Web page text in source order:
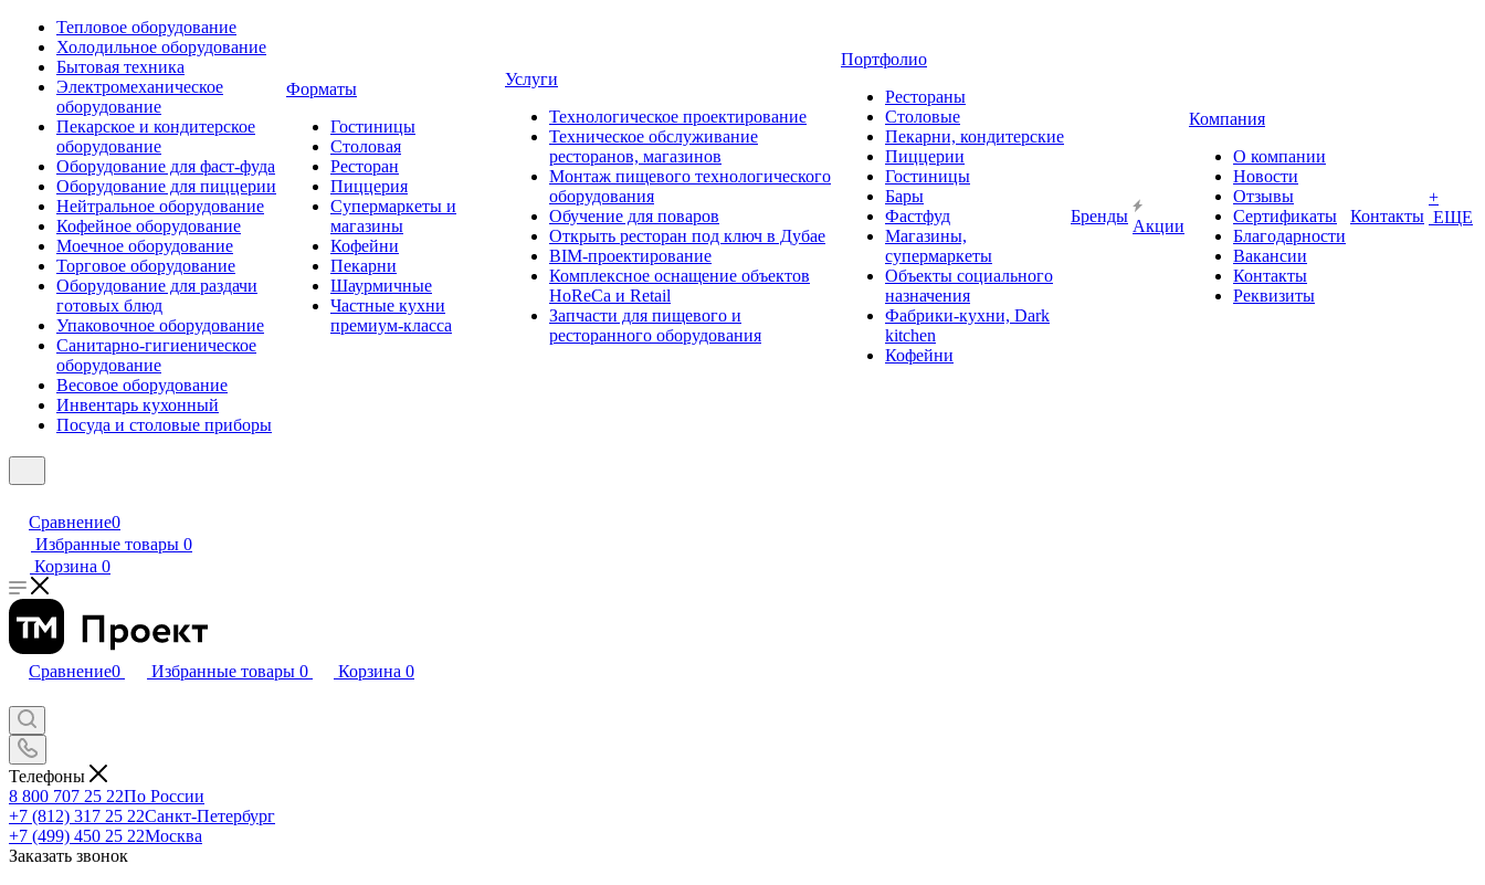
Тепловое оборудование
Холодильное оборудование
Бытовая техника
Электромеханическое
оборудование
Пекарское и кондитерское
оборудование
Оборудование для фаст-фуда
Оборудование для пиццерии
Нейтральное оборудование
Кофейное оборудование
Моечное оборудование
Торговое оборудование
Оборудование для раздачи
готовых блюд
Упаковочное оборудование
Санитарно-гигиеническое
оборудование
Весовое оборудование
Инвентарь кухонный
Посуда и столовые приборы
Форматы
Гостиницы
Столовая
Ресторан
Пиццерия
Супермаркеты и
магазины
Кофейни
Пекарни
Шаурмичные
Частные кухни
премиум-класса
Услуги
Технологическое проектирование
Техническое обслуживание
ресторанов, магазинов
Монтаж пищевого технологического
оборудования
Обучение для поваров
Открыть ресторан под ключ в Дубае
BIM-проектирование
Комплексное оснащение объектов
HoReCa и Retail
Запчасти для пищевого и
ресторанного оборудования
Портфолио
Рестораны
Столовые
Пекарни, кондитерские
Пиццерии
Гостиницы
Бары
Фастфуд
Магазины,
супермаркеты
Объекты социального
назначения
Фабрики-кухни, Dark
kitchen
Кофейни
Бренды
Акции
Компания
О компании
Новости
Отзывы
Сертификаты
Благодарности
Вакансии
Контакты
Реквизиты
Контакты
+
ЕЩЕ
Сравнение0
Избранные товары 0
Корзина 0
Сравнение0 Избранные товары 0 Корзина 0
Телефоны
8 800 707 25 22По России
+7 (812) 317 25 22Санкт-Петербург
+7 (499) 450 25 22Москва
Заказать звонок